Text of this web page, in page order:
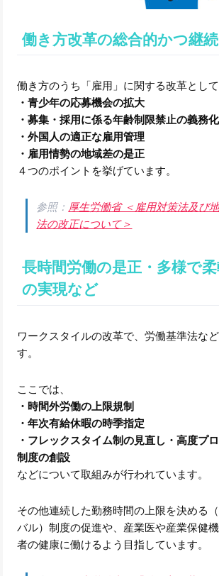
働き方改革の総合的かつ継
働き方のうち「雇用」に関する改革として
・青少年の応募機会の拡大
・募集・採用に係る年齢制限禁止の義務化
・外国人の適正な雇用管理
・雇用情勢の地域差の是正
４つのポイントを挙げています。
参照： 厚生労働省 ＜雇用対策法及び
法の改正について＞
長時間労働の是正・多様で
の実現など
ワークスタイルの改革で、労働基準法な
す。
ここでは、
・時間外労働の上限規制
・年次有給休暇の時季指定
・フレックスタイム制の見直し・高度プ
制度の創設
などについて取組みが行われています。
その他連続した勤務時間の上限を決める
バル）制度の促進や、産業医や産業保健
者の健康に働けるよう目指しています。